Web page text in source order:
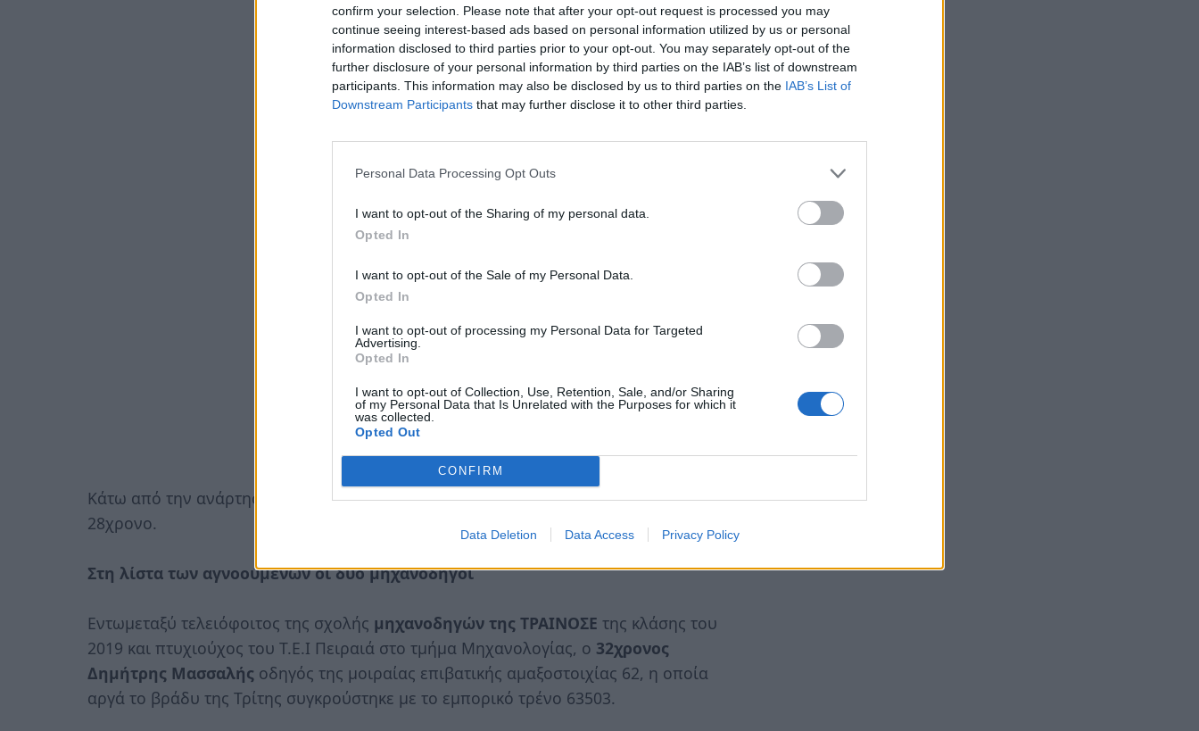
confirm your selection. Please note that after your opt-out request is processed you may
continue seeing interest-based ads based on personal information utilized by us or personal
information disclosed to third parties prior to your opt-out. You may separately opt-out of the
further disclosure of your personal information by third parties on the IAB’s list of downstream
participants. This information may also be disclosed by us to third parties on the IAB’s List of
Downstream Participants that may further disclose it to other third parties.
Personal Data Processing Opt Outs
I want to opt-out of the Sharing of my personal data.
Opted In
I want to opt-out of the Sale of my Personal Data.
Opted In
I want to opt-out of processing my Personal Data for Targeted
Advertising.
Opted In
I want to opt-out of Collection, Use, Retention, Sale, and/or Sharing
of my Personal Data that Is Unrelated with the Purposes for which it
was collected.
Opted Out
CONFIRM
Data Deletion Data Access Privacy Policy
Κάτω από την ανάρτηση φίλοι και συγγενείς λένε το δικό τους αντίο στον άτυχο
28χρονο.
Στη λίστα των αγνοούμενων οι δύο μηχανοδηγοί
Εντωμεταξύ τελειόφοιτος της σχολής μηχανοδηγών της ΤΡΑΙΝΟΣΕ της κλάσης του
2019 και πτυχιούχος του Τ.Ε.Ι Πειραιά στο τμήμα Μηχανολογίας, ο 32χρονος
Δημήτρης Μασσαλής οδηγός της μοιραίας επιβατικής αμαξοστοιχίας 62, η οποία
αργά το βράδυ της Τρίτης συγκρούστηκε με το εμπορικό τρένο 63503.